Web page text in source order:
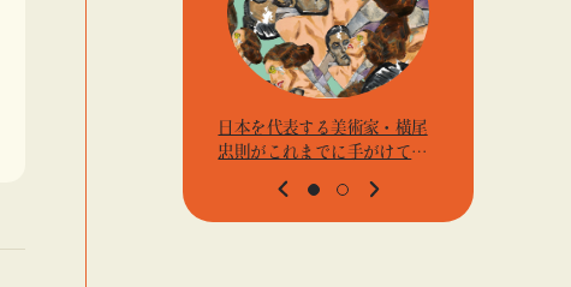
日本を代表する美術家・横尾
忠則がこれまでに手がけてき
た展示を〈B GALLERY〉にて
開催